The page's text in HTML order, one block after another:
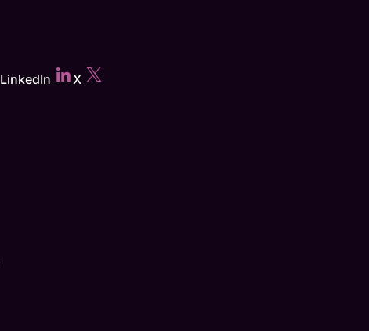
LinkedIn X